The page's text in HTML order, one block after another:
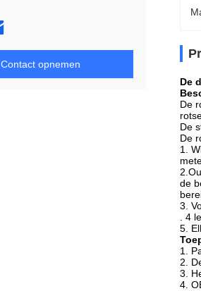
Contact opnemen
De
De
De
De
1.
de
3.
. 4
5.
1.
2.
3.
4.